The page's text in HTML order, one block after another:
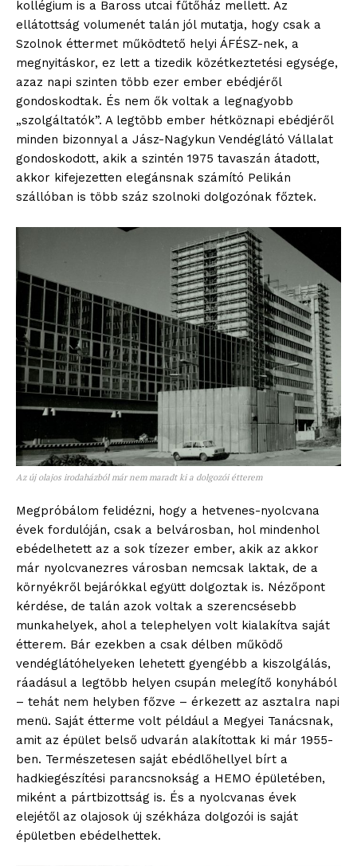
kollégium is a Baross utcai fűtőház mellett. Az
ellátottság volumenét talán jól mutatja, hogy csak a
Szolnok éttermet működtető helyi ÁFÉSZ-nek, a
megnyitáskor, ez lett a tizedik közétkeztetési egysége,
azaz napi szinten több ezer ember ebédjéről
gondoskodtak. És nem ők voltak a legnagyobb
„szolgáltatók”. A legtöbb ember hétköznapi ebédjéről
minden bizonnyal a Jász-Nagykun Vendéglátó Vállalat
gondoskodott, akik a szintén 1975 tavaszán átadott,
akkor kifejezetten elegánsnak számító Pelikán
szállóban is több száz szolnoki dolgozónak főztek.
Az új olajos irodaházból már nem maradt ki a dolgozói étterem
Megpróbálom felidézni, hogy a hetvenes-nyolcvana
évek fordulóján, csak a belvárosban, hol mindenhol
ebédelhetett az a sok tízezer ember, akik az akkor
már nyolcvanezres városban nemcsak laktak, de a
környékről bejárókkal együtt dolgoztak is. Nézőpont
kérdése, de talán azok voltak a szerencsésebb
munkahelyek, ahol a telephelyen volt kialakítva saját
étterem. Bár ezekben a csak délben működő
vendéglátóhelyeken lehetett gyengébb a kiszolgálás,
ráadásul a legtöbb helyen csupán melegítő konyhából
– tehát nem helyben főzve – érkezett az asztalra napi
menü. Saját étterme volt például a Megyei Tanácsnak,
amit az épület belső udvarán alakítottak ki már 1955-
ben. Természetesen saját ebédlőhellyel bírt a
hadkiegészítési parancsnokság a HEMO épületében,
miként a pártbizottság is. És a nyolcvanas évek
elejétől az olajosok új székháza dolgozói is saját
épületben ebédelhettek.